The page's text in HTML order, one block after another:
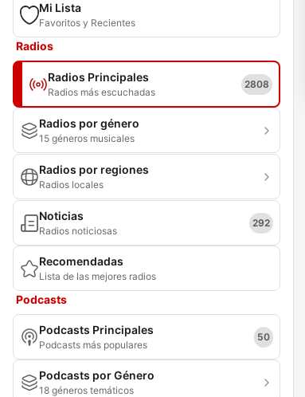
Mi Lista
Favoritos y Recientes
Radios
Radios Principales
Radios más escuchadas
2808
Radios por género
15 géneros musicales
Radios por regiones
Radios locales
Noticias
Radios noticiosas
292
Recomendadas
Lista de las mejores radios
Podcasts
Podcasts Principales
Podcasts más populares
50
Podcasts por Género
18 géneros temáticos